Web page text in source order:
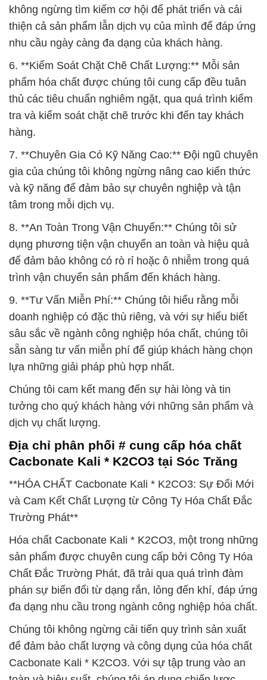
không ngừng tìm kiếm cơ hội để phát triển và cải
thiện cả sản phẩm lẫn dịch vụ của mình để đáp ứng
nhu cầu ngày càng đa dạng của khách hàng.
6. **Kiểm Soát Chặt Chẽ Chất Lượng:** Mỗi sản
phẩm hóa chất được chúng tôi cung cấp đều tuân
thủ các tiêu chuẩn nghiêm ngặt, qua quá trình kiểm
tra và kiểm soát chặt chẽ trước khi đến tay khách
hàng.
7. **Chuyên Gia Có Kỹ Năng Cao:** Đội ngũ chuyên
gia của chúng tôi không ngừng nâng cao kiến thức
và kỹ năng để đảm bảo sự chuyên nghiệp và tận
tâm trong mỗi dịch vụ.
8. **An Toàn Trong Vận Chuyển:** Chúng tôi sử
dụng phương tiện vận chuyển an toàn và hiệu quả
để đảm bảo không có rò rỉ hoặc ô nhiễm trong quá
trình vận chuyển sản phẩm đến khách hàng.
9. **Tư Vấn Miễn Phí:** Chúng tôi hiểu rằng mỗi
doanh nghiệp có đặc thù riêng, và với sự hiểu biết
sâu sắc về ngành công nghiệp hóa chất, chúng tôi
sẵn sàng tư vấn miễn phí để giúp khách hàng chọn
lựa những giải pháp phù hợp nhất.
Chúng tôi cam kết mang đến sự hài lòng và tin
tưởng cho quý khách hàng với những sản phẩm và
dịch vụ chất lượng.
Địa chỉ phân phối # cung cấp hóa chất
Cacbonate Kali * K2CO3 tại Sóc Trăng
**HÓA CHẤT Cacbonate Kali * K2CO3: Sự Đổi Mới
và Cam Kết Chất Lượng từ Công Ty Hóa Chất Đắc
Trường Phát**
Hóa chất Cacbonate Kali * K2CO3, một trong những
sản phẩm được chuyên cung cấp bởi Công Ty Hóa
Chất Đắc Trường Phát, đã trải qua quá trình đàm
phán sự biến đổi từ dạng rắn, lỏng đến khí, đáp ứng
đa dạng nhu cầu trong ngành công nghiệp hóa chất.
Chúng tôi không ngừng cải tiến quy trình sản xuất
để đảm bảo chất lượng và công dụng của hóa chất
Cacbonate Kali * K2CO3. Với sự tập trung vào an